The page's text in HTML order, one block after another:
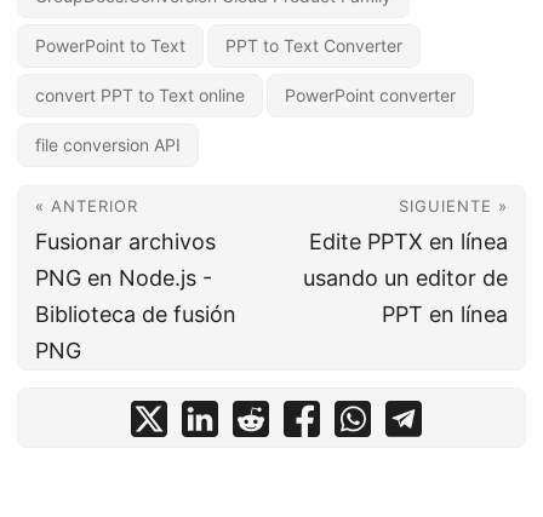
PowerPoint to Text PPT to Text Converter
convert PPT to Text online PowerPoint converter
file conversion API
« ANTERIOR
Fusionar archivos
PNG en Node.js -
Biblioteca de fusión
PNG
SIGUIENTE »
Edite PPTX en línea
usando un editor de
PPT en línea